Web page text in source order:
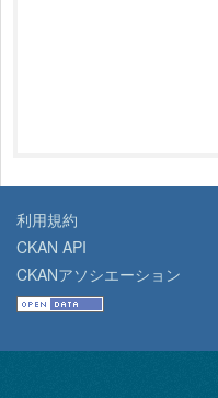
利用規約
CKAN API
CKANアソシエーション